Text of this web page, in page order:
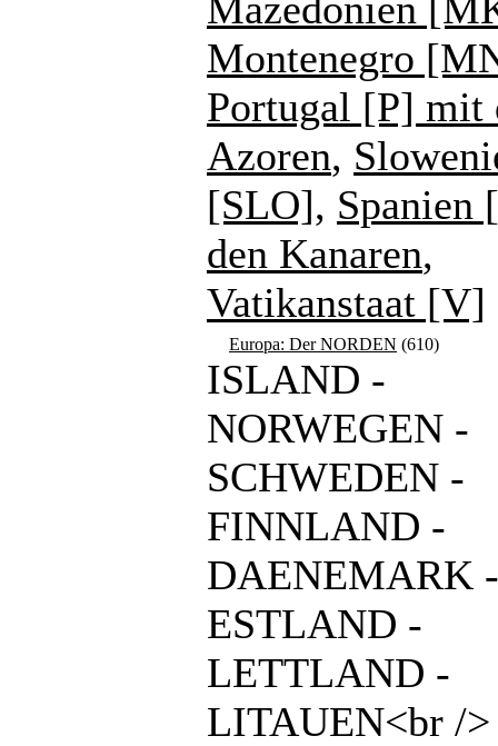
Montenegro
Portugal [P] mit
Azoren,
[SLO], Spanien
den Kanaren,
Vatikanstaat [V]
Europa: Der NORDEN (610)
ISLAND -
NORWEGEN -
SCHWEDEN -
FINNLAND -
DAENEMARK -
ESTLAND -
LETTLAND -
LITAUEN<br /